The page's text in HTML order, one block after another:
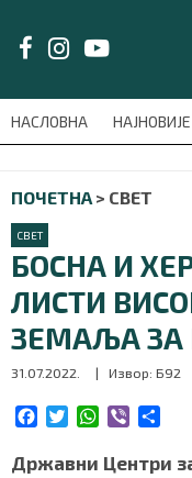
НАСЛОВНА НАЈНОВИЈЕ
meni');
ПОЧЕТНА > СВЕТ
СВЕТ
БОСНА И
ЛИСТИ
ЗЕМАЉА ЗА
31.07.2022. | Извор: Б92
c
i
W
a
b
a
Државни Центри
LAT/ЋИР
НАСЛОВНА
НАЈНОВИЈЕ
НОВИ САД
ПОДКАСТ
ЗЕЛЕНИ ГРАД
ВИДЕО